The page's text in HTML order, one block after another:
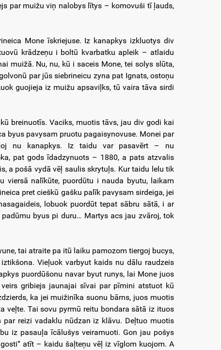
par muižu viņ nalobys lītys – komovuši tī ļauds,
Mone īskriejuse. Iz kanapkys izkluotys div
krādzeņu i boltū kvarbatku apleik – atlaidu
muižā. Nu, nu, kū i saceis Mone, tei solys slūta,
par jūs siebrineicu zyna pat Ignats, ostoņu
guojieja iz muižu apsaviļks, tū vaira tāva sirdi
breinuotīs. Vaciks, muotis tāvs, jau div godi kai
byus pavysam pruotu pagaisynovuse. Monei par
nu kanapkys. Iz taidu var pasavērt – nu
pat gods īdadzynuots – 1880, a pats atzvalis
a pošā vydā vēļ saulis skrytuļs. Kur taidu lelu tik
viersā nalīkūte, puordūtu i nauda byutu, laikam
pret cieškū gašku palīk pavysam sirdeiga, jei
lobuok puordūt tepat sābru sātā, i ar
byus pi duru… Martys acs jau zvāroj, tok
tai atraite pa itū laiku pamozom tiergoj bucys,
Vieļuok varbyut kaids nu dālu raudzeis
puordūšonu navar byut runys, lai Mone juos
gribiejs jaunajai sīvai par pīmini atstuot kū
ka jei muižinīka suonu bārns, juos muotis
veļte. Tai sovu pyrmū reitu bondara sātā iz ituos
reizi vadaklu nūdzan iz klāvu. Deļtuo muotis
iz pasauļa īcālušys veiramuoti. Gon jau pošys
atīt – kaidu šaļteņu vēļ iz vīglom kuojom. A